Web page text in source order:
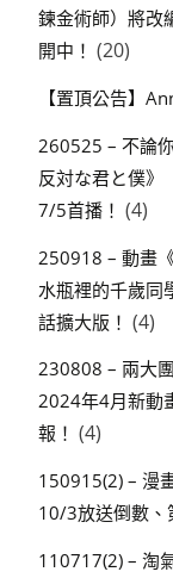
鍊金術師）將改
開中！ (20)
【置頂公告】
260525 – 不論
反対な君と僕》
7/5首播！ (4)
250918 – 動畫
水瓶裡的千歲同
話擴大版！ (4)
230808 – 兩大
2024年4月新動
報！ (4)
150915(2) – 漫
10/3放送倒數、
110717(2) – 淘